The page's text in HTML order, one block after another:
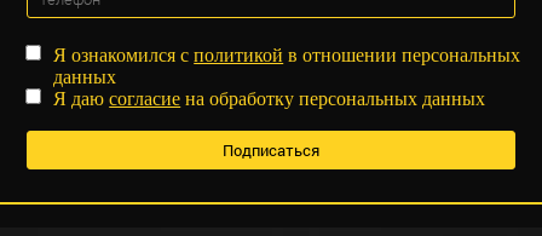
Я ознакомился сполитикой в отношении персональных
данных
Я даюсогласие на обработку персональных данных